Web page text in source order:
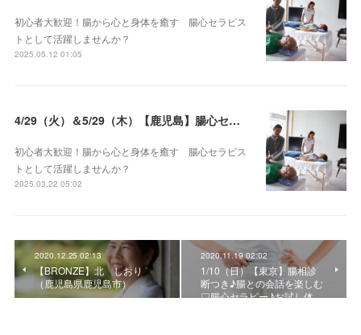
初心者大歓迎！腸から心と身体を癒す 腸心セラピス
トとして活躍しませんか？
2025.05.12 01:05
4/29（火）＆5/29（木）【鹿児島】腸心セラピスト養成コース《２日間コース》開講決定
初心者大歓迎！腸から心と身体を癒す 腸心セラピス
トとして活躍しませんか？
2025.03.22 05:02
2020.12.25 02:13
【BRONZE】北 しおり
（鹿児島県鹿児島市）
2020.11.19 02:02
1/10（日）【東京】腸相診
断つき♪腸との会話を楽しむ
♡腸心セラピー♪お試し体…